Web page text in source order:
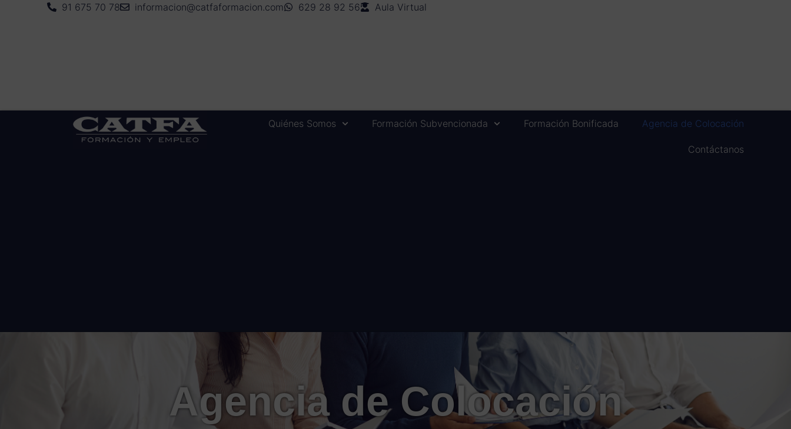
91 675 70 78 informacion@catfaformacion.com 629 28 92 56 Aula Virtual
Quiénes Somos Formación Subvencionada Formación Bonificada Agencia de Colocación
Contáctanos
Agencia de Colocación